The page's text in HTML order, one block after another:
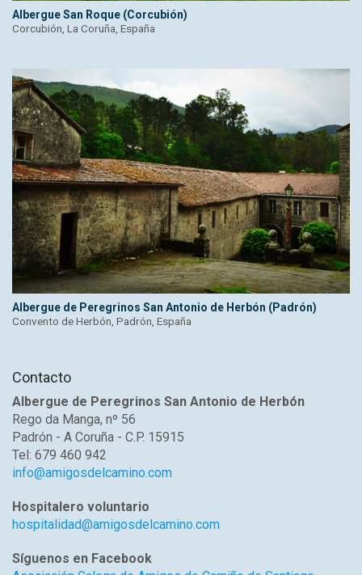
Albergue San Roque (Corcubión)
Corcubión, La Coruña, España
Albergue de Peregrinos San Antonio de Herbón (Padrón)
Convento de Herbón, Padrón, España
Contacto
Albergue de Peregrinos San Antonio de Herbón
Rego da Manga, nº 56
Padrón - A Coruña - C.P. 15915
Tel: 679 460 942
info@amigosdelcamino.com
Hospitalero voluntario
hospitalidad@amigosdelcamino.com
Síguenos en Facebook